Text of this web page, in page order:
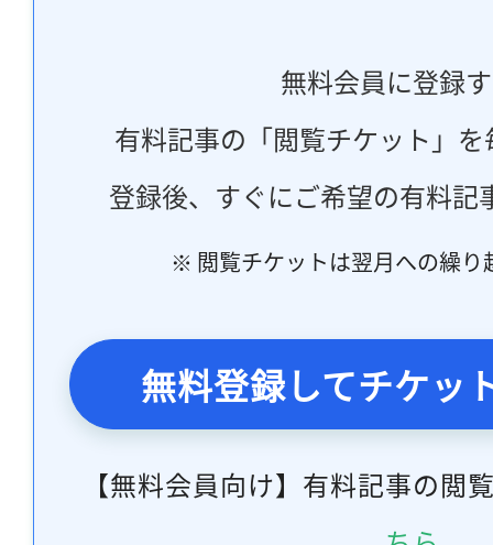
無料会員に登録
有料記事の「閲覧チケット」
登録後、すぐにご希望の有料記
※ 閲覧チケットは翌月への繰り
無料登録してチケッ
【無料会員向け】有料記事の閲